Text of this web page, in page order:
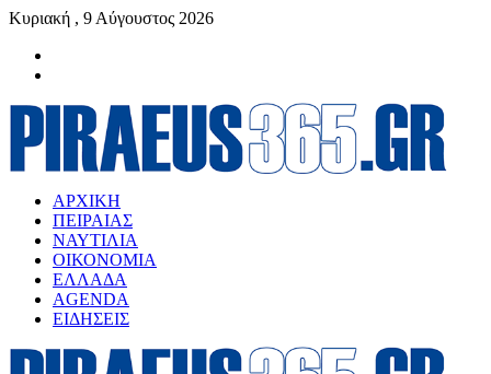
Κυριακή , 9 Αύγουστος 2026
ΑΡΧΙΚΗ
ΠΕΙΡΑΙΑΣ
ΝΑΥΤΙΛΙΑ
ΟΙΚΟΝΟΜΙΑ
ΕΛΛΑΔΑ
AGENDA
ΕΙΔΗΣΕΙΣ